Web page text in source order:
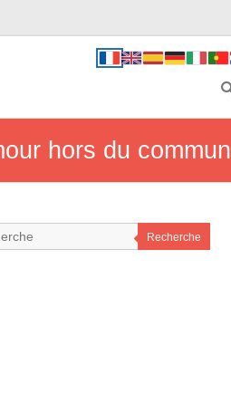
hors du commun
Recherche